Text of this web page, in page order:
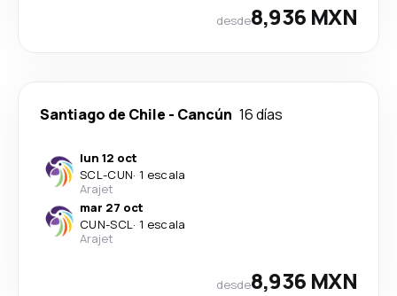
desde8,936 MXN
Santiago de Chile - Cancún 16 días
lun 12 oct
SCL-CUN· 1 escala
Arajet
mar 27 oct
CUN-SCL· 1 escala
Arajet
desde8,936 MXN